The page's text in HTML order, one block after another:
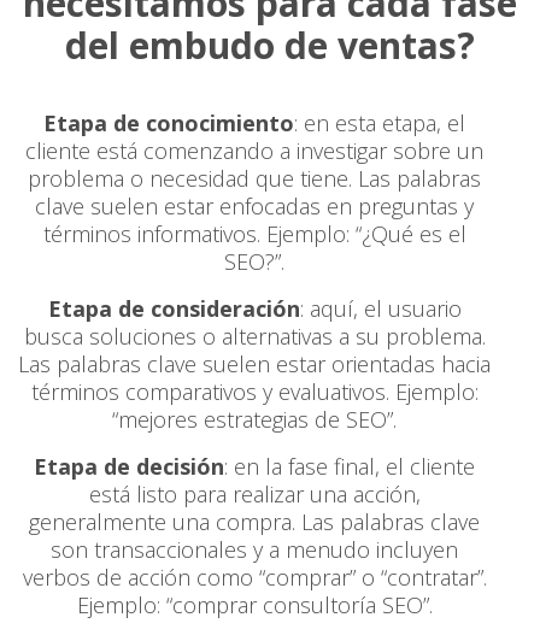
del embudo de ventas?
Etapa de conocimiento: en esta etapa, el
cliente está comenzando a investigar sobre un
problema o necesidad que tiene. Las palabras
clave suelen estar enfocadas en preguntas y
términos informativos. Ejemplo: “¿Qué es el
SEO?”.
Etapa de consideración: aquí, el usuario
busca soluciones o alternativas a su problema.
Las palabras clave suelen estar orientadas hacia
términos comparativos y evaluativos. Ejemplo:
“mejores estrategias de SEO”.
Etapa de decisión: en la fase final, el cliente
está listo para realizar una acción,
generalmente una compra. Las palabras clave
son transaccionales y a menudo incluyen
verbos de acción como “comprar” o “contratar”.
Ejemplo: “comprar consultoría SEO”.